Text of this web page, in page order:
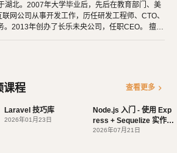
湖北。2007年大学毕业后，先后在教育部门、美
网公司从事开发工作，历任研发工程师、CTO、
2013年创办了长乐未央公司，任职CEO。 擅长
开发非常快乐，能创造梦想中的产品是一件非常
情。喜爱阅读，尤其是历史相关的书籍。喜欢音
都能简单自娱自乐。爱好旅行和美食，人
是希望能带着妻子吃遍全世界。
课程 查看更多 chevron_right
Laravel 技巧库
2026年01月23日
Node.js 入门 - 使用 Exp
ress + Sequelize 实作 A
PI
2026年07月21日